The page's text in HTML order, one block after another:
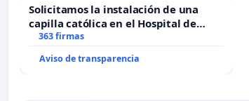
Solicitamos la instalación de una
capilla católica en el Hospital de
Alcañiz
363 firmas
Aviso de transparencia